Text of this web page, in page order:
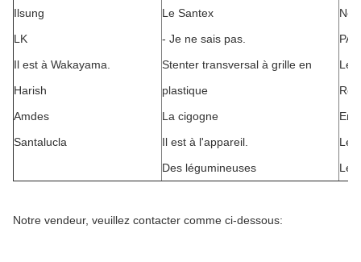
Ilsung
LK
Il est à Wakayama.
Harish
Amdes
Santalucla
Le Santex
- Je ne sais pas.
Stenter transversal à grille en
plastique
La cigogne
Il est à l'appareil.
Des légumineuses
Le
Le
Le
Notre vendeur, veuillez contacter comme ci-dessous: